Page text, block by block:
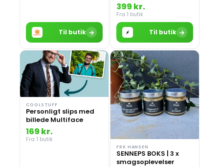
Til butik →
399 kr.
Fra 1 butik
Til butik →
COOLSTUFF
Personligt slips med
billede Multiface
169 kr.
Fra 1 butik
FRK HANSEN
SENNEPS BOKS | 3 x
smagsoplevelser